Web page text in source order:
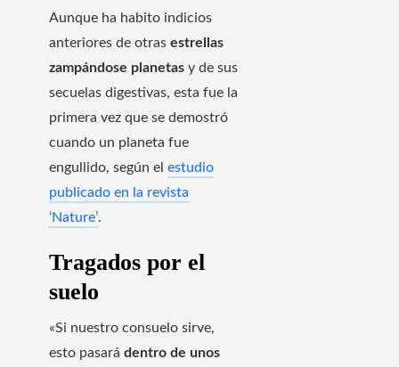
Aunque ha habito indicios
anteriores de otras estrellas
zampándose planetas y de sus
secuelas digestivas, esta fue la
primera vez que se demostró
cuando un planeta fue
engullido, según el estudio
publicado en la revista
‘Nature’.
Tragados por el
suelo
«Si nuestro consuelo sirve,
esto pasará dentro de unos